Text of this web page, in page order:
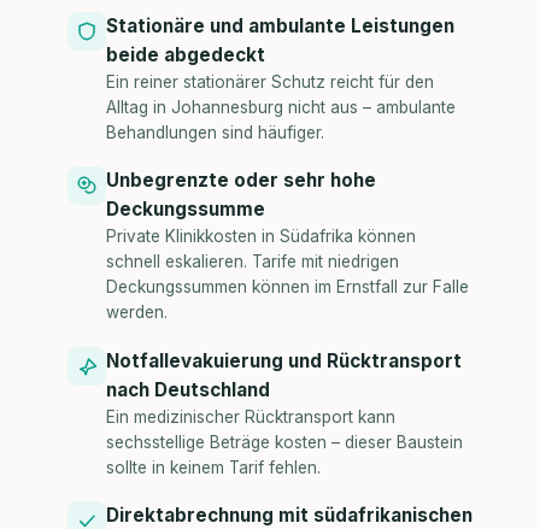
Stationäre und ambulante Leistungen
beide abgedeckt
Ein reiner stationärer Schutz reicht für den
Alltag in Johannesburg nicht aus – ambulante
Behandlungen sind häufiger.
Unbegrenzte oder sehr hohe
Deckungssumme
Private Klinikkosten in Südafrika können
schnell eskalieren. Tarife mit niedrigen
Deckungssummen können im Ernstfall zur Falle
werden.
Notfallevakuierung und Rücktransport
nach Deutschland
Ein medizinischer Rücktransport kann
sechsstellige Beträge kosten – dieser Baustein
sollte in keinem Tarif fehlen.
Direktabrechnung mit südafrikanischen